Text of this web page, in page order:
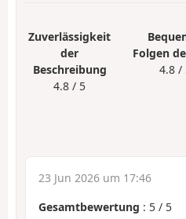
Zuverlässigkeit
der
Beschreibung
4.8 / 5
Folgen
4.8 /
23 Jun 2026 um 17:46
Gesamtbewertung : 5 / 5